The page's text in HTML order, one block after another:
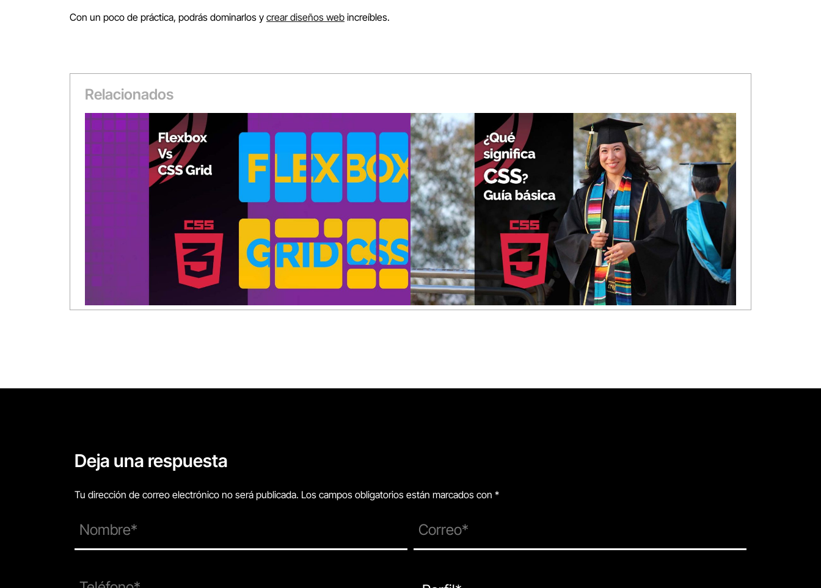
Con un poco de práctica, podrás dominarlos y crear diseños web increíbles.
Deja una respuesta
Tu dirección de correo electrónico no será publicada. Los campos obligatorios están marcados con *